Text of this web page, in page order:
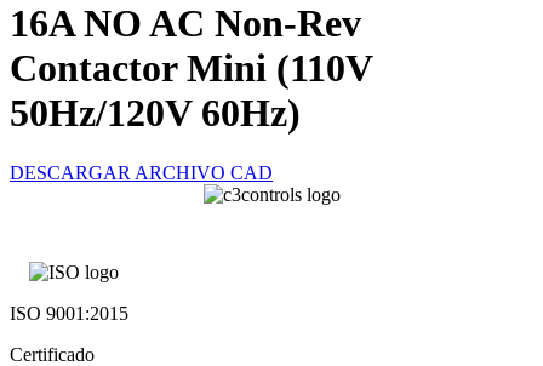
16A NO AC Non-Rev
Contactor Mini (110V
50Hz/120V 60Hz)
DESCARGAR ARCHIVO CAD
ISO 9001:2015
Certificado